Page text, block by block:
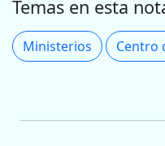
Temas en esta
Ministerios Centro